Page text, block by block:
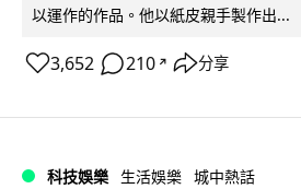
以運作的作品。他以紙皮親手製作出...
3,652 210 ↗ 分享
科技娛樂 生活娛樂 城中熱話